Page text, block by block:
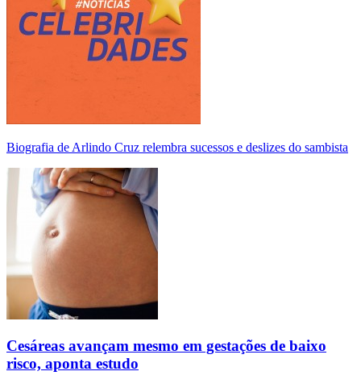
Biografia de Arlindo Cruz relembra sucessos e deslizes do sambista
Cesáreas avançam mesmo em gestações de baixo
risco, aponta estudo